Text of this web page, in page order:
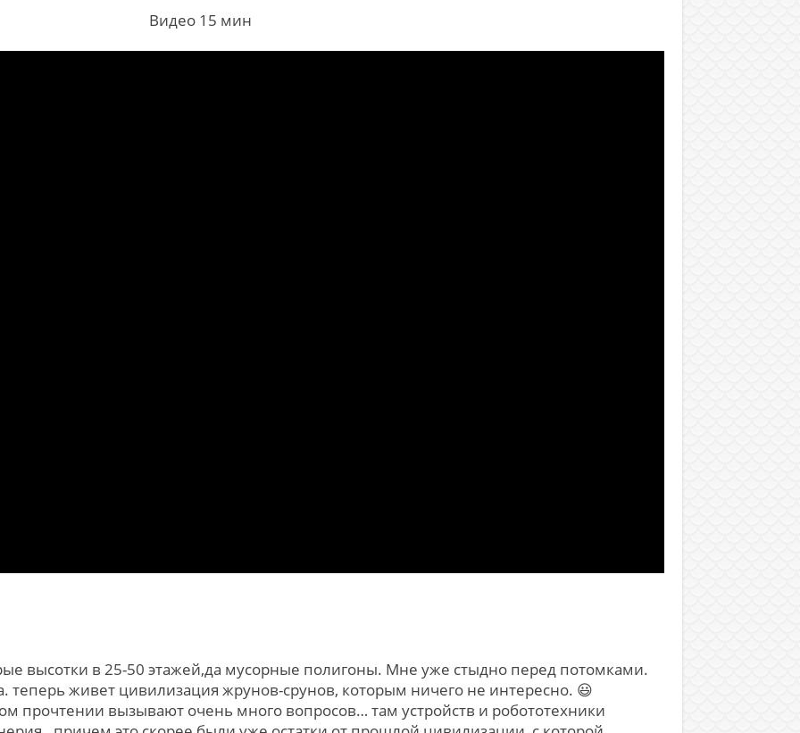
Видео 15 мин
высотки в 25-50 этажей,да мусорные полигоны. Мне уже стыдно перед потомками.
живет цивилизация жрунов-срунов, которым ничего не интересно. 😃
прочтении вызывают очень много вопросов… там устройств и робототехники